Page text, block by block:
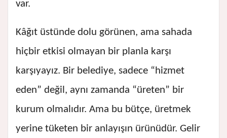
var.
Kâğıt üstünde dolu görünen, ama sahada
hiçbir etkisi olmayan bir planla karşı
karşıyayız. Bir belediye, sadece “hizmet
eden” değil, aynı zamanda “üreten” bir
kurum olmalıdır. Ama bu bütçe, üretmek
yerine tüketen bir anlayışın ürünüdür. Gelir